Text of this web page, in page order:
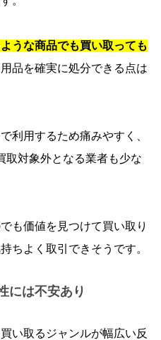
うな商品でも買い取っても
品を確実に処分できる点は
利用するため痛みやすく、
取対象外となる業者も少な
も価値を見つけて買い取り
ちよく取引できそうです。
には不安あり
い取るジャンルが幅広い反